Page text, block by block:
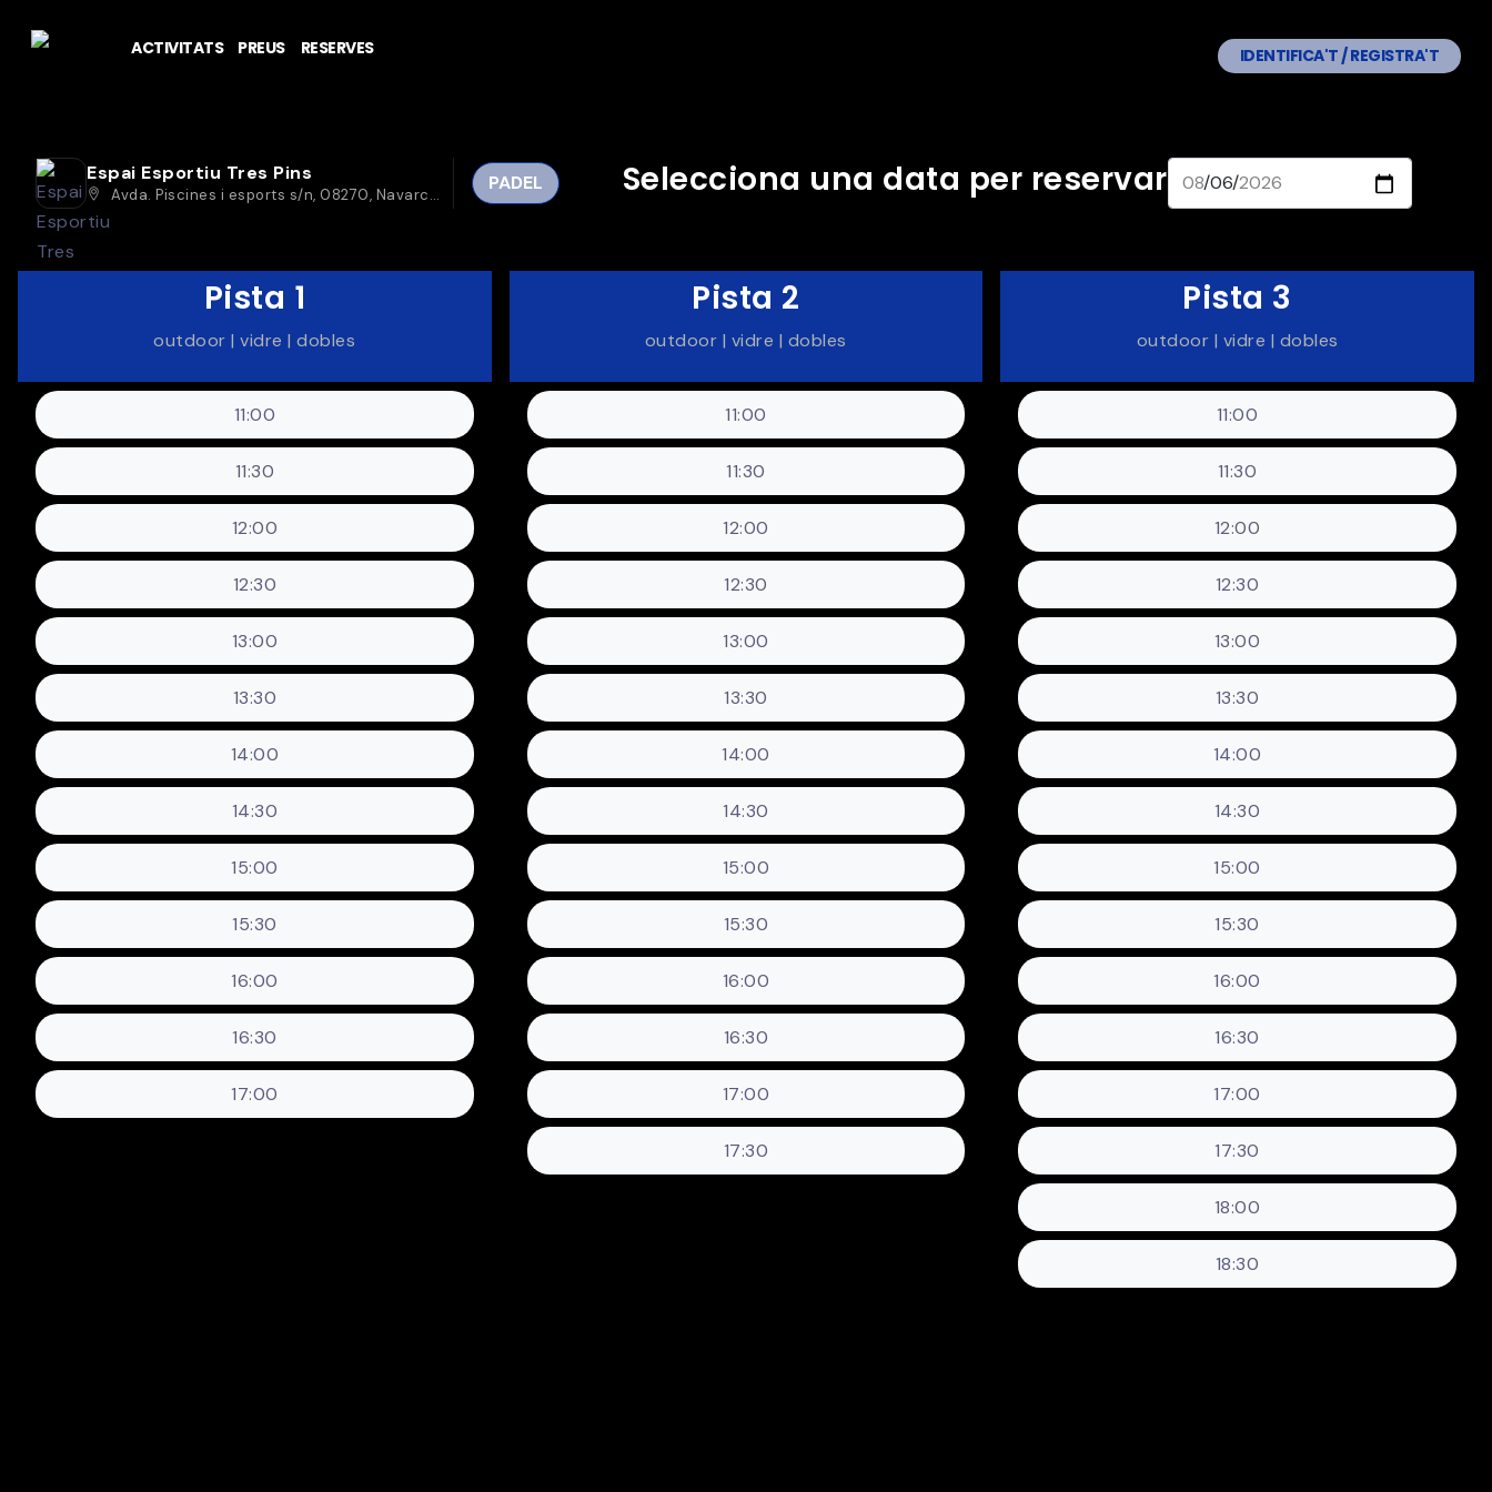
ACTIVITATS PREUS RESERVES IDENTIFICA'T / REGISTRA'T
Espai Esportiu Tres Pins
Avda. Piscines i esports s/n, 08270, Navarcles (Barcelona)
PADEL Selecciona una data per reservar
Pista 1
outdoor | vidre | dobles
11:00
11:30
12:00
12:30
13:00
13:30
14:00
14:30
15:00
15:30
16:00
16:30
17:00
Pista 2
outdoor | vidre | dobles
11:00
11:30
12:00
12:30
13:00
13:30
14:00
14:30
15:00
15:30
16:00
16:30
17:00
17:30
Pista 3
outdoor | vidre | dobles
11:00
11:30
12:00
12:30
13:00
13:30
14:00
14:30
15:00
15:30
16:00
16:30
17:00
17:30
18:00
18:30